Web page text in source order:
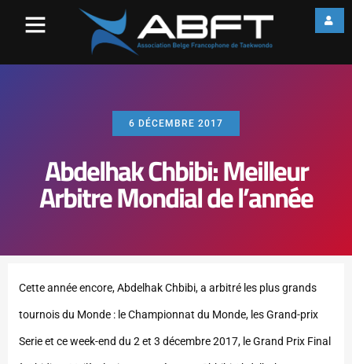
6 DÉCEMBRE 2017
Abdelhak Chbibi: Meilleur
Arbitre Mondial de l’année
Cette année encore, Abdelhak Chbibi, a arbitré les plus grands
tournois du Monde : le Championnat du Monde, les Grand-prix
Serie et ce week-end du 2 et 3 décembre 2017, le Grand Prix Final